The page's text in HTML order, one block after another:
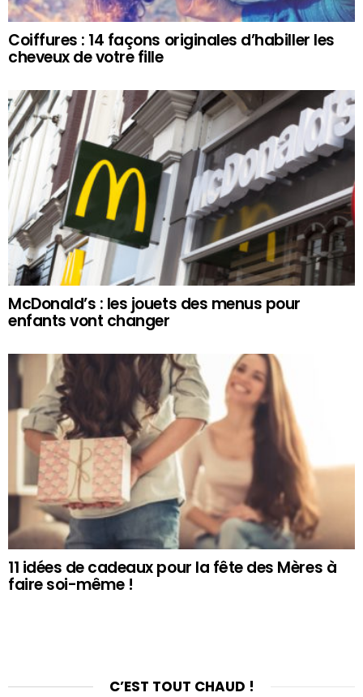
Coiffures : 14 façons originales d’habiller les
cheveux de votre fille
McDonald’s : les jouets des menus pour
enfants vont changer
11 idées de cadeaux pour la fête des Mères à
faire soi-même !
C’EST TOUT CHAUD !